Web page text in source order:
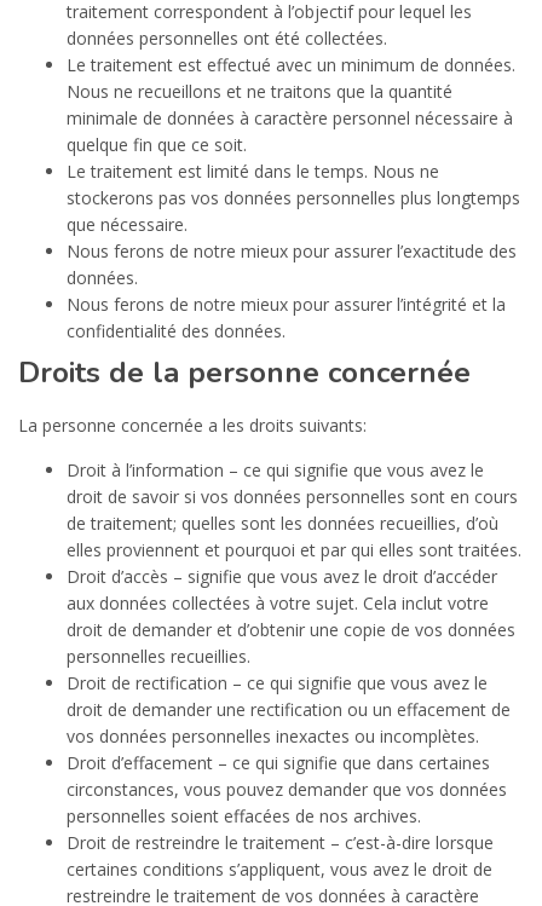
traitement correspondent à l’objectif pour lequel les
données personnelles ont été collectées.
Le traitement est effectué avec un minimum de données.
Nous ne recueillons et ne traitons que la quantité
minimale de données à caractère personnel nécessaire à
quelque fin que ce soit.
Le traitement est limité dans le temps. Nous ne
stockerons pas vos données personnelles plus longtemps
que nécessaire.
Nous ferons de notre mieux pour assurer l’exactitude des
données.
Nous ferons de notre mieux pour assurer l’intégrité et la
confidentialité des données.
Droits de la personne concernée
La personne concernée a les droits suivants:
Droit à l’information – ce qui signifie que vous avez le
droit de savoir si vos données personnelles sont en cours
de traitement; quelles sont les données recueillies, d’où
elles proviennent et pourquoi et par qui elles sont traitées.
Droit d’accès – signifie que vous avez le droit d’accéder
aux données collectées à votre sujet. Cela inclut votre
droit de demander et d’obtenir une copie de vos données
personnelles recueillies.
Droit de rectification – ce qui signifie que vous avez le
droit de demander une rectification ou un effacement de
vos données personnelles inexactes ou incomplètes.
Droit d’effacement – ce qui signifie que dans certaines
circonstances, vous pouvez demander que vos données
personnelles soient effacées de nos archives.
Droit de restreindre le traitement – c’est-à-dire lorsque
certaines conditions s’appliquent, vous avez le droit de
restreindre le traitement de vos données à caractère